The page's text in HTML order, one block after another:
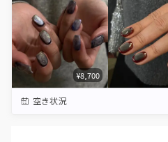
¥8,700
空き状況